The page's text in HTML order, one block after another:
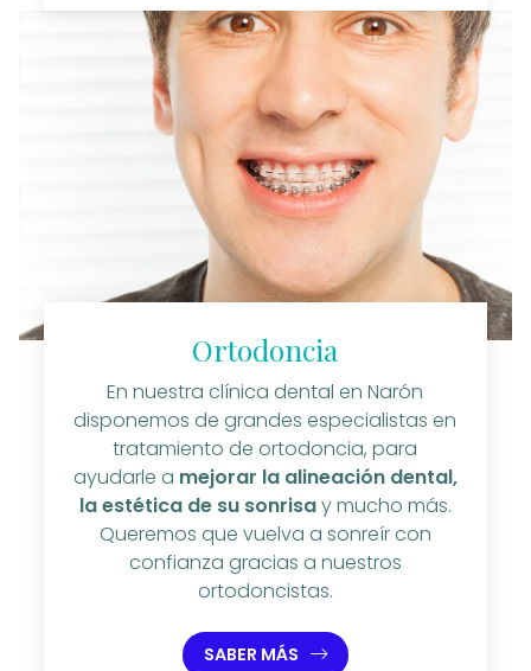
Ortodoncia
En nuestra clínica dental en Narón
disponemos de grandes especialistas en
tratamiento de ortodoncia, para
ayudarle a mejorar la alineación dental,
la estética de su sonrisay mucho más.
Queremos que vuelva a sonreír con
confianza gracias a nuestros
ortodoncistas.
SABER MÁS